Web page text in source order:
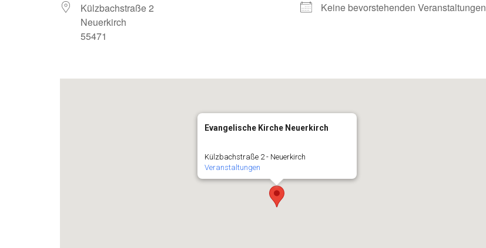
Külzbachstraße 2
Neuerkirch
55471
Keine bevorstehenden Veranstaltungen
Evangelische Kirche Neuerkirch
Külzbachstraße 2 - Neuerkirch
Veranstaltungen